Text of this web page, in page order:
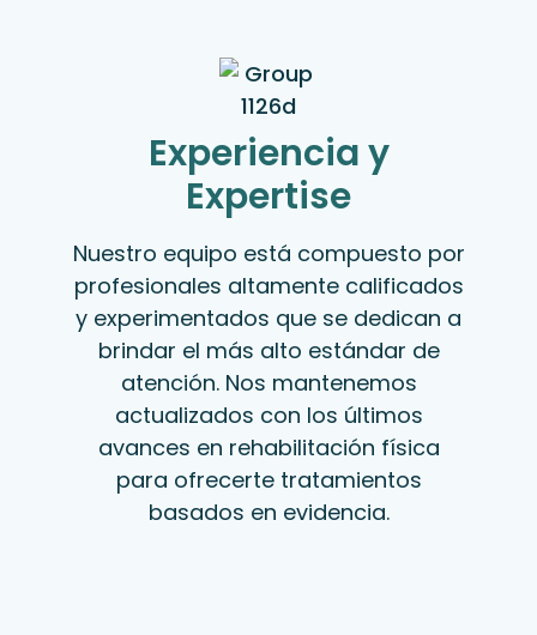
Experiencia y
Expertise
Nuestro equipo está compuesto por
profesionales altamente calificados
y experimentados que se dedican a
brindar el más alto estándar de
atención. Nos mantenemos
actualizados con los últimos
avances en rehabilitación física
para ofrecerte tratamientos
basados en evidencia.